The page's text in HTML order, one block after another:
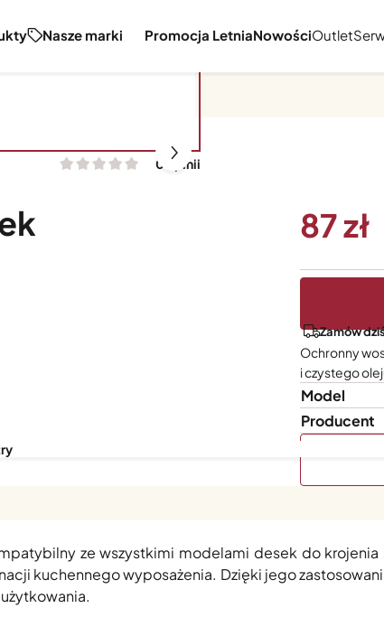
Nasze marki Promocja LetniaNowościOutlet
0 opinii
87
Zamów
Ochronny
i czystego
Model
Producent
Victorinox
ze wszystkimi modelami desek do
kuchennego wyposażenia. Dzięki jego